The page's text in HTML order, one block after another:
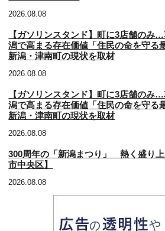
2026.08.08
【ガソリンスタンド】町に3店舗のみ
潟で高まる存在価値「住民の命を守る
新潟・津南町の現状を取材
2026.08.08
【ガソリンスタンド】町に3店舗のみ
潟で高まる存在価値「住民の命を守る
新潟・津南町の現状を取材
2026.08.08
300周年の「新潟まつり」 熱く盛り
市中央区】
2026.08.08